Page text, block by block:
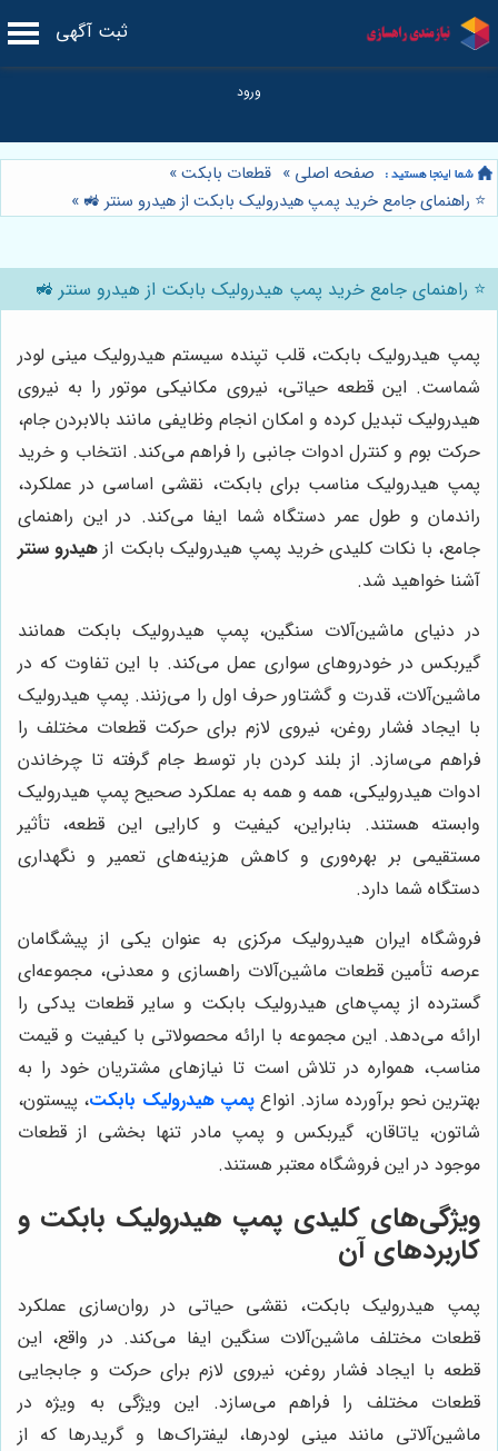
ثبت آگهی
صفحه اصلی » قطعات بابکت»
⭐️ راهنمای جامع خرید پمپ هیدرولیک بابکت از هیدرو سنتر 🚜 »
⭐️ راهنمای جامع خرید پمپ هیدرولیک بابکت از هیدرو سنتر 🚜
پمپ هیدرولیک بابکت، قلب تپنده سیستم هیدرولیک مینی لودر
شماست. این قطعه حیاتی، نیروی مکانیکی موتور را به نیروی
هیدرولیک تبدیل کرده و امکان انجام وظایفی مانند بالابردن جام،
حرکت بوم و کنترل ادوات جانبی را فراهم می‌کند. انتخاب و خرید
پمپ هیدرولیک مناسب برای بابکت، نقشی اساسی در عملکرد،
راندمان و طول عمر دستگاه شما ایفا می‌کند. در این راهنمای
جامع، با نکات کلیدی خرید پمپ هیدرولیک بابکت از هیدرو سنتر
آشنا خواهید شد.
در دنیای ماشین‌آلات سنگین، پمپ هیدرولیک بابکت همانند
گیربکس در خودروهای سواری عمل می‌کند. با این تفاوت که در
ماشین‌آلات، قدرت و گشتاور حرف اول را می‌زنند. پمپ هیدرولیک
با ایجاد فشار روغن، نیروی لازم برای حرکت قطعات مختلف را
فراهم می‌سازد. از بلند کردن بار توسط جام گرفته تا چرخاندن
ادوات هیدرولیکی، همه و همه به عملکرد صحیح پمپ هیدرولیک
وابسته هستند. بنابراین، کیفیت و کارایی این قطعه، تأثیر
مستقیمی بر بهره‌وری و کاهش هزینه‌های تعمیر و نگهداری
دستگاه شما دارد.
فروشگاه ایران هیدرولیک مرکزی به عنوان یکی از پیشگامان
عرصه تأمین قطعات ماشین‌آلات راهسازی و معدنی، مجموعه‌ای
گسترده از پمپ‌های هیدرولیک بابکت و سایر قطعات یدکی را
ارائه می‌دهد. این مجموعه با ارائه محصولاتی با کیفیت و قیمت
مناسب، همواره در تلاش است تا نیازهای مشتریان خود را به
بهترین نحو برآورده سازد. انواعپمپ هیدرولیک بابکت، پیستون،
شاتون، یاتاقان، گیربکس و پمپ مادر تنها بخشی از قطعات
موجود در این فروشگاه معتبر هستند.
ویژگی‌های کلیدی پمپ هیدرولیک بابکت و
کاربردهای آن
پمپ هیدرولیک بابکت، نقشی حیاتی در روان‌سازی عملکرد
قطعات مختلف ماشین‌آلات سنگین ایفا می‌کند. در واقع، این
قطعه با ایجاد فشار روغن، نیروی لازم برای حرکت و جابجایی
قطعات مختلف را فراهم می‌سازد. این ویژگی به ویژه در
ماشین‌آلاتی مانند مینی لودرها، لیفتراک‌ها و گریدرها که از